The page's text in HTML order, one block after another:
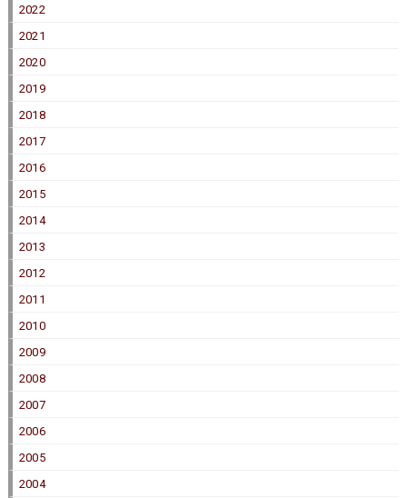
2022
2021
2020
2019
2018
2017
2016
2015
2014
2013
2012
2011
2010
2009
2008
2007
2006
2005
2004